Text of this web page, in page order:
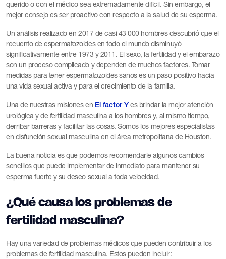
querido o con el médico sea extremadamente difícil. Sin embargo, el
mejor consejo es ser proactivo con respecto a la salud de su esperma.
Un análisis realizado en 2017 de casi 43 000 hombres descubrió que el
recuento de espermatozoides en todo el mundo disminuyó
significativamente entre 1973 y 2011. El sexo, la fertilidad y el embarazo
son un proceso complicado y dependen de muchos factores. Tomar
medidas para tener espermatozoides sanos es un paso positivo hacia
una vida sexual activa y para el crecimiento de la familia.
Una de nuestras misiones en El factor Yes brindar la mejor atención
urológica y de fertilidad masculina a los hombres y, al mismo tiempo,
derribar barreras y facilitar las cosas. Somos los mejores especialistas
en disfunción sexual masculina en el área metropolitana de Houston.
La buena noticia es que podemos recomendarle algunos cambios
sencillos que puede implementar de inmediato para mantener su
esperma fuerte y su deseo sexual a toda velocidad.
¿Qué causa los problemas de
fertilidad masculina?
Hay una variedad de problemas médicos que pueden contribuir a los
problemas de fertilidad masculina. Estos pueden incluir: